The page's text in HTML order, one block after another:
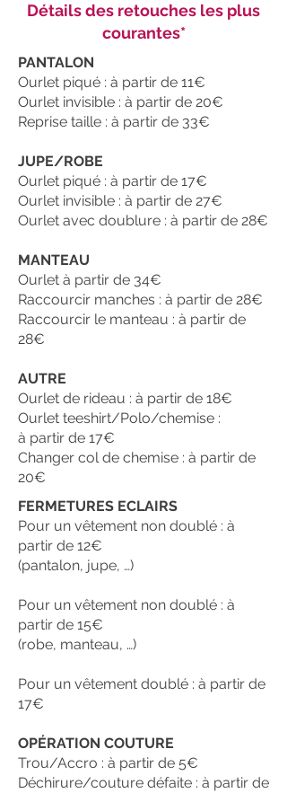
Détails des retouches les plus
courantes*
PANTALON
Ourlet piqué : à partir de 11€
Ourlet invisible : à partir de 20€
Reprise taille : à partir de 33€
JUPE/ROBE
Ourlet piqué : à partir de 17€
Ourlet invisible : à partir de 27€
Ourlet avec doublure : à partir de 28€
MANTEAU
Ourlet à partir de 34€
Raccourcir manches : à partir de 28€
Raccourcir le manteau : à partir de
28€
AUTRE
Ourlet de rideau : à partir de 18€
Ourlet teeshirt/Polo/chemise :
à partir de 17€
Changer col de chemise : à partir de
20€
FERMETURES ECLAIRS
Pour un vêtement non doublé : à
partir de 12€
(pantalon, jupe, …)
Pour un vêtement non doublé : à
partir de 15€
(robe, manteau, …)
Pour un vêtement doublé : à partir de
17€
OPÉRATION COUTURE
Trou/Accro : à partir de 5€
Déchirure/couture défaite : à partir de